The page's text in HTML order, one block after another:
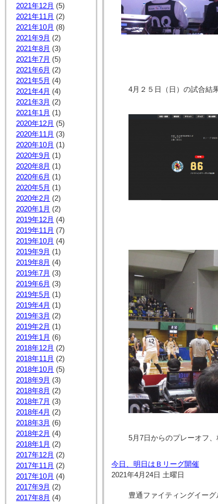
2021年12月 (5)
2021年11月 (2)
2021年10月 (8)
2021年9月 (2)
2021年8月 (3)
2021年7月 (5)
2021年6月 (2)
2021年5月 (4)
2021年4月 (4)
2021年3月 (2)
2021年1月 (1)
2020年12月 (5)
2020年11月 (3)
2020年10月 (1)
2020年9月 (1)
2020年8月 (1)
2020年6月 (1)
2020年5月 (1)
2020年2月 (2)
2020年1月 (2)
2019年12月 (4)
2019年11月 (7)
2019年10月 (4)
2019年9月 (1)
2019年8月 (4)
2019年7月 (3)
2019年6月 (3)
2019年5月 (1)
2019年4月 (1)
2019年3月 (2)
2019年2月 (1)
2019年1月 (6)
2018年12月 (2)
2018年11月 (2)
2018年10月 (5)
2018年9月 (3)
2018年8月 (2)
2018年7月 (3)
2018年4月 (2)
2018年3月 (6)
2018年2月 (4)
2018年1月 (2)
2017年12月 (2)
2017年11月 (2)
2017年10月 (4)
2017年9月 (2)
2017年8月 (4)
4月２５日（日）の試合
5月7日からのプレーオフ
今日、明日はＢリーグ開催
2021年4月24日 土曜日
豊通ファイティングイー